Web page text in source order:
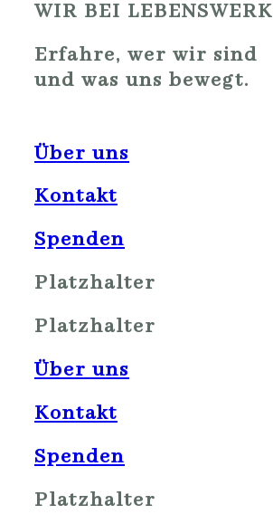
WIR BEI LEBENSWERK
Erfahre, wer wir sind
und was uns bewegt.
Über uns
Kontakt
Spenden
Platzhalter
Platzhalter
Über uns
Kontakt
Spenden
Platzhalter